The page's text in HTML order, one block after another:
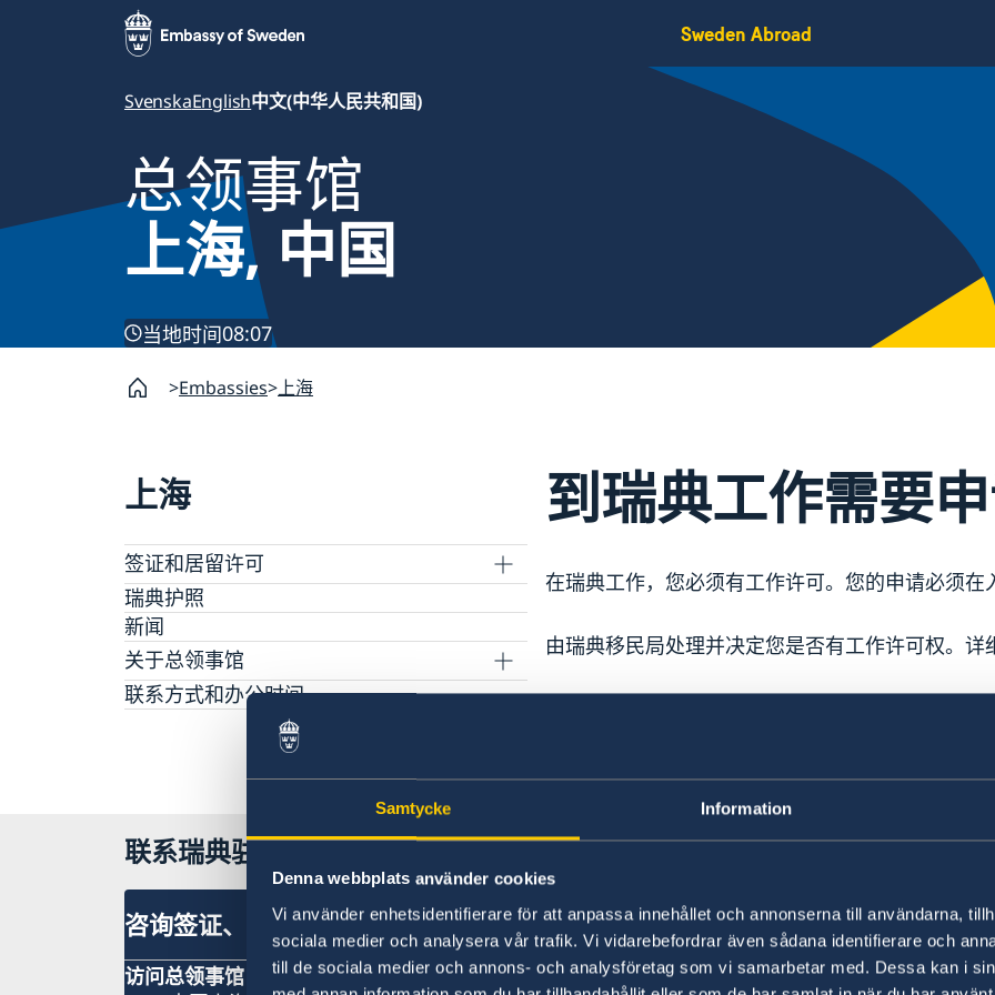
Samtycke Information
Denna webbplats använder cookies
Vi använder enhetsidentifierare för att anpassa innehållet och annonserna till användarna,
sociala medier och analysera vår trafik. Vi vidarebefordrar även sådana identifierare och
till de sociala medier och annons- och analysföretag som vi samarbetar med. Dessa kan i
Sweden Abroad
SvenskaEnglish中文(中华人民共和国)
总领事馆
上海, 中国
当地时间08:07
Embassies 上海
上海
签证和居留许可
签证申请
长期逗留（90 天或更长）
申请居留许可
采访请求
生物识别和护照检查
瑞典护照
新闻
关于总领事馆
数据保护政策
空缺职位
联系方式和办公时间
到瑞典工作需要
在瑞典工作，您必须有工作许可。您的申请必须在
由瑞典移民局处理并决定您是否有工作许可权。详
联系瑞典驻上海总领事馆
咨询签证、工作和居留许可相关问题
访问总领事馆
瑞典驻上海总领事馆
访问总领事馆